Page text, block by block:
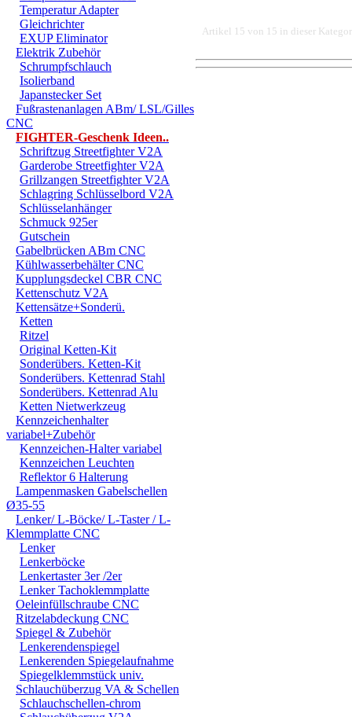
Temperatur Adapter
Gleichrichter
EXUP Eliminator
Elektrik Zubehör
Schrumpfschlauch
Isolierband
Japanstecker Set
Fußrastenanlagen ABm/ LSL/Gilles
CNC
FIGHTER-Geschenk Ideen..
Schriftzug Streetfighter V2A
Garderobe Streetfighter V2A
Grillzangen Streetfighter V2A
Schlagring Schlüsselbord V2A
Schlüsselanhänger
Schmuck 925er
Gutschein
Gabelbrücken ABm CNC
Kühlwasserbehälter CNC
Kupplungsdeckel CBR CNC
Kettenschutz V2A
Kettensätze+Sonderü.
Ketten
Ritzel
Original Ketten-Kit
Sonderübers. Ketten-Kit
Sonderübers. Kettenrad Stahl
Sonderübers. Kettenrad Alu
Ketten Nietwerkzeug
Kennzeichenhalter
variabel+Zubehör
Kennzeichen-Halter variabel
Kennzeichen Leuchten
Reflektor 6 Halterung
Lampenmasken Gabelschellen
Ø35-55
Lenker/ L-Böcke/ L-Taster / L-
Klemmplatte CNC
Lenker
Lenkerböcke
Lenkertaster 3er /2er
Lenker Tachoklemmplatte
Oeleinfüllschraube CNC
Ritzelabdeckung CNC
Spiegel & Zubehör
Lenkerendenspiegel
Lenkerenden Spiegelaufnahme
Spiegelklemmstück univ.
Schlauchüberzug VA & Schellen
Schlauchschellen-chrom
Artikel 15 von 15 in dieser